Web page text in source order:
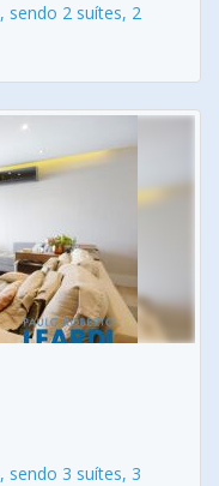
sendo 2 suítes, 2
sendo 3 suítes, 3